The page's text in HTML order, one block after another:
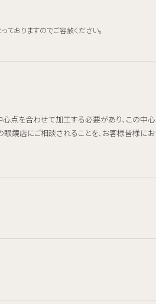
おりますのでご容赦ください。
心点を合わせて加工する必要があり、この中心
眼鏡店にご相談されることを、お客様皆様にお